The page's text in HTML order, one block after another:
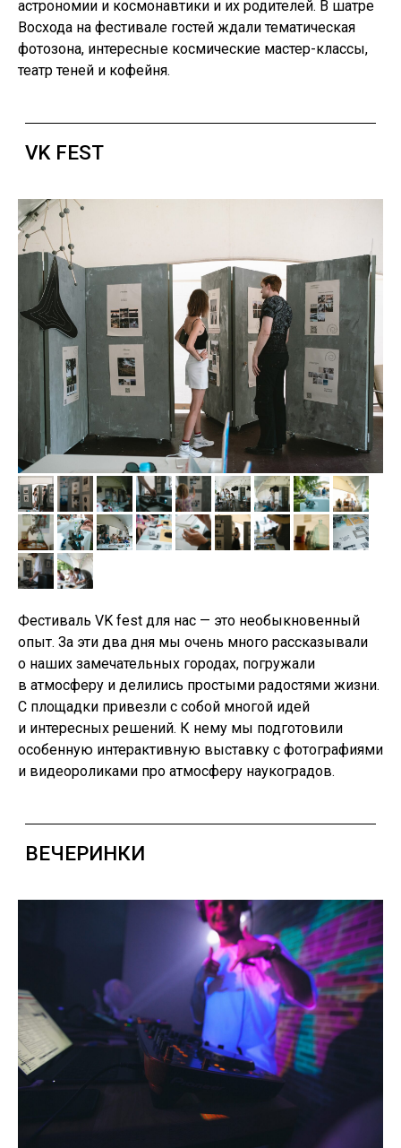
астрономии и космонавтики и их родителей. В шатре
Восхода на фестивале гостей ждали тематическая
фотозона, интересные космические мастер-классы,
театр теней и кофейня.
Фестиваль VK fest для нас — это необыкновенный
опыт. За эти два дня мы очень много рассказывали
о наших замечательных городах, погружали
в атмосферу и делились простыми радостями жизни.
С площадки привезли с собой многой идей
и интересных решений. К нему мы подготовили
особенную интерактивную выставку с фотографиями
и видеороликами про атмосферу наукоградов.
PRIMAVERA
ДЕНЬ ОТКРЫТЫХ ДВЕРЕЙ